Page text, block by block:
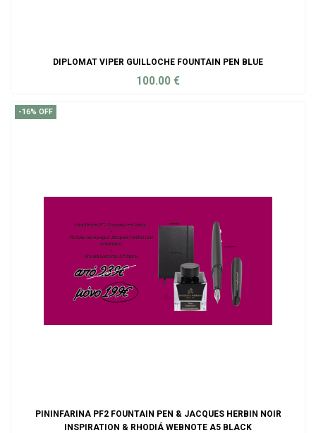
DIPLOMAT VIPER GUILLOCHE FOUNTAIN PEN BLUE
100.00 €
PININFARINA PF2 FOUNTAIN PEN & JACQUES HERBIN NOIR
INSPIRATION & RHODIÁ WEBNOTE A5 BLACK
-16% OFF